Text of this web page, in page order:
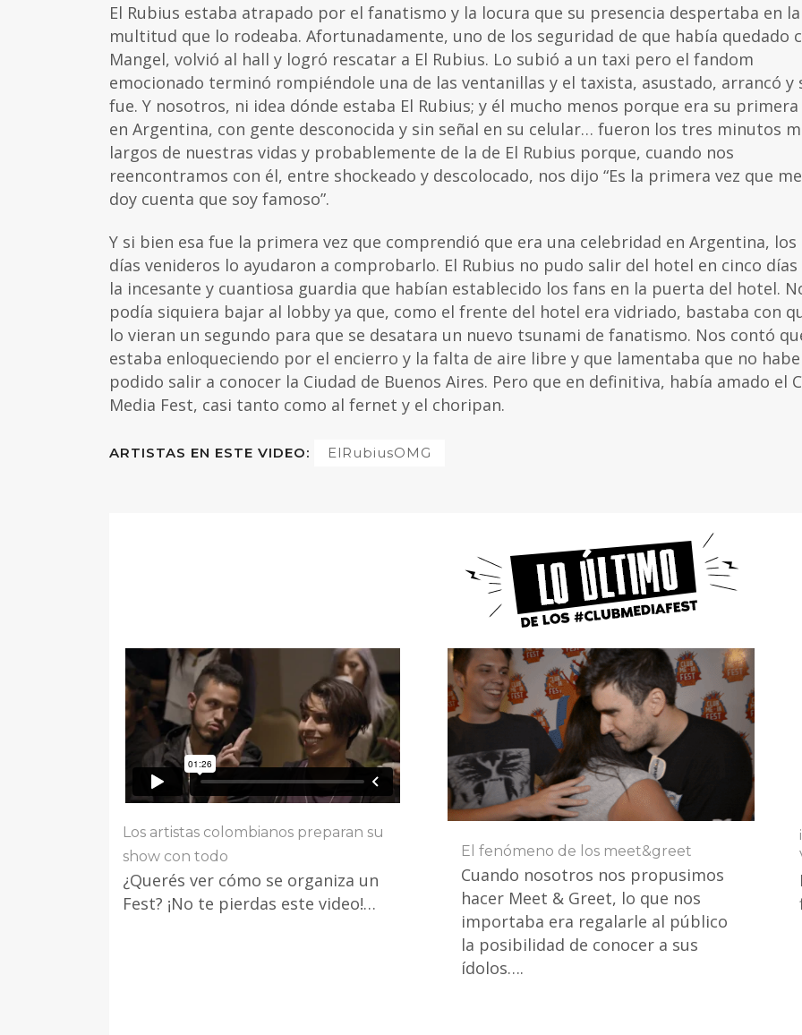
El Rubius estaba atrapado por el fanatismo y la locura que su presencia despertaba en la
multitud que lo rodeaba. Afortunadamente, uno de los seguridad de que había quedado
Mangel, volvió al hall y logró rescatar a El Rubius. Lo subió a un taxi pero el fandom
emocionado terminó rompiéndole una de las ventanillas y el taxista, asustado, arrancó y
fue. Y nosotros, ni idea dónde estaba El Rubius; y él mucho menos porque era su primera
en Argentina, con gente desconocida y sin señal en su celular… fueron los tres minutos
largos de nuestras vidas y probablemente de la de El Rubius porque, cuando nos
reencontramos con él, entre shockeado y descolocado, nos dijo “Es la primera vez que me
doy cuenta que soy famoso”.
Y si bien esa fue la primera vez que comprendió que era una celebridad en Argentina, los
días venideros lo ayudaron a comprobarlo. El Rubius no pudo salir del hotel en cinco
la incesante y cuantiosa guardia que habían establecido los fans en la puerta del hotel.
podía siquiera bajar al lobby ya que, como el frente del hotel era vidriado, bastaba con
lo vieran un segundo para que se desatara un nuevo tsunami de fanatismo. Nos contó
estaba enloqueciendo por el encierro y la falta de aire libre y que lamentaba que no
podido salir a conocer la Ciudad de Buenos Aires. Pero que en definitiva, había amado el
Media Fest, casi tanto como al fernet y el choripan.
ARTISTAS EN ESTE VIDEO: ElRubiusOMG
Los artistas colombianos preparan su
show con todo
¿Querés ver cómo se organiza un
Fest? ¡No te pierdas este video!…
El fenómeno de los meet&greet
Cuando nosotros nos propusimos
hacer Meet & Greet, lo que nos
importaba era regalarle al público
la posibilidad de conocer a sus
ídolos….